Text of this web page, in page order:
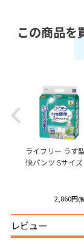
この商品を
Previous
ライフリー うす
快パンツ Sサイズ
2,860円(
レビュー